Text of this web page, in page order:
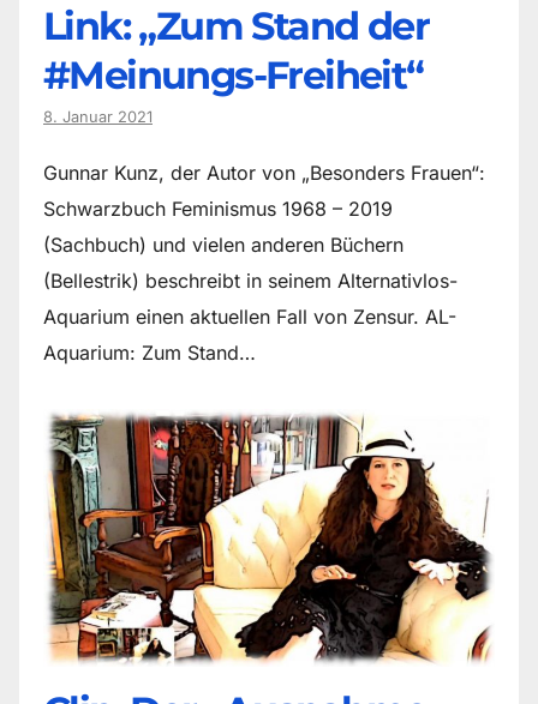
Link: „Zum Stand der
#Meinungs-Freiheit“
8. Januar 2021
Gunnar Kunz, der Autor von „Besonders Frauen“:
Schwarzbuch Feminismus 1968 – 2019
(Sachbuch) und vielen anderen Büchern
(Bellestrik) beschreibt in seinem Alternativlos-
Aquarium einen aktuellen Fall von Zensur. AL-
Aquarium: Zum Stand…